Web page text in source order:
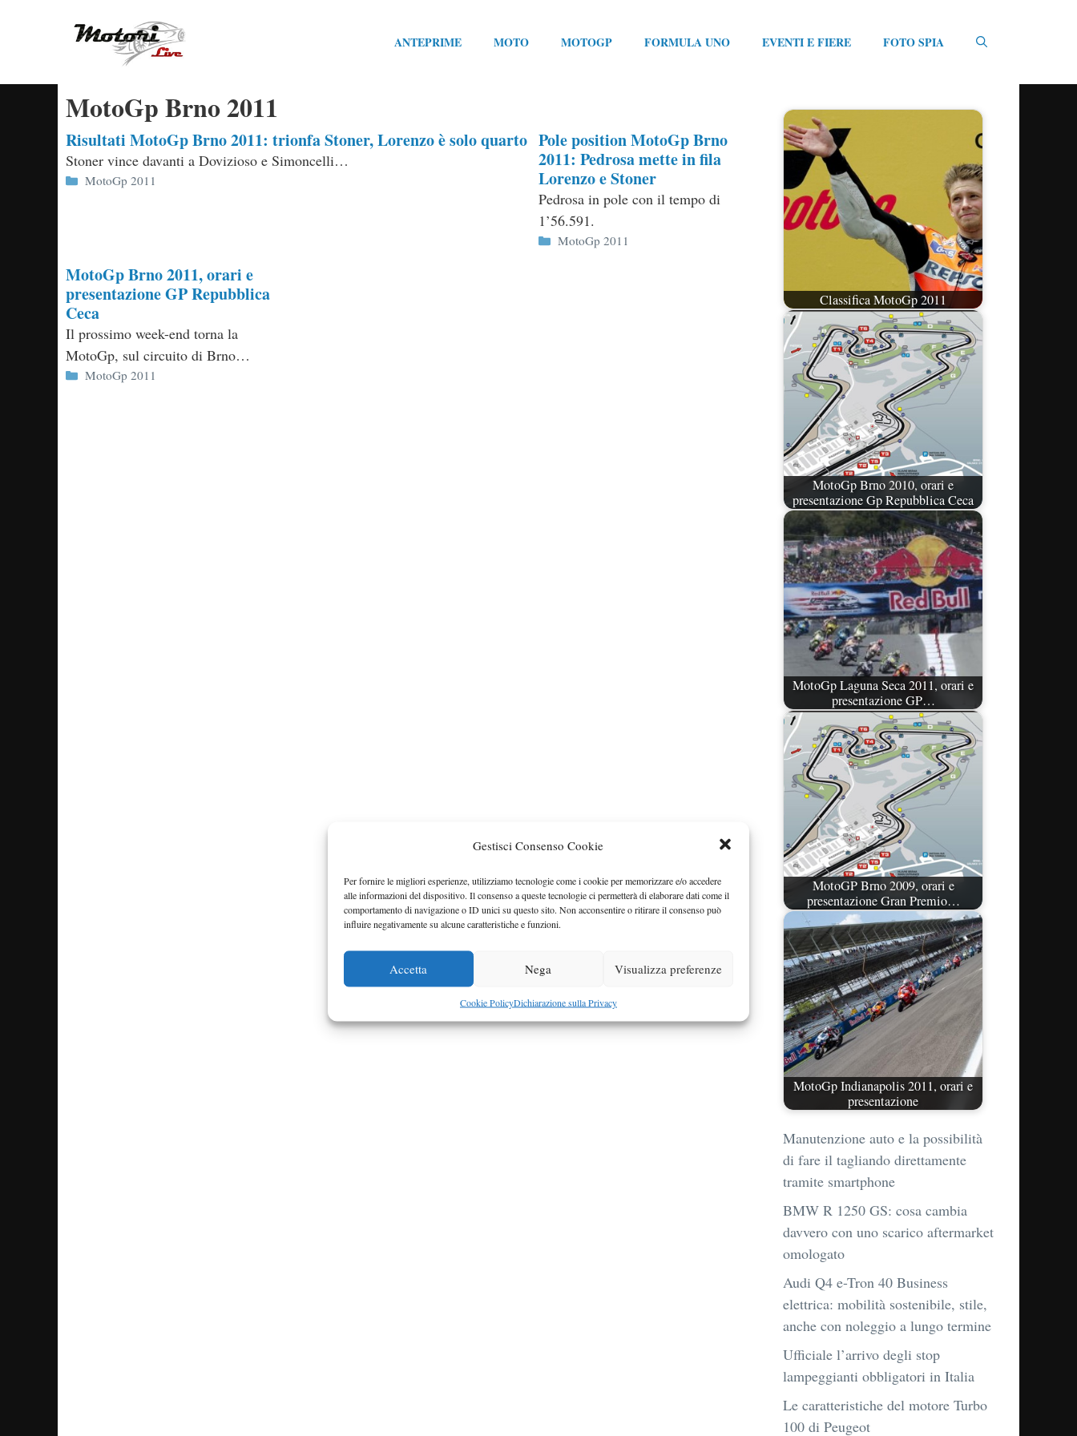
Gestisci Consenso Cookie
Per fornire le migliori esperienze, utilizziamo tecnologie come i cookie per memorizzare e/o accedere
alle informazioni del dispositivo. Il consenso a queste tecnologie ci permetterà di elaborare dati come il
comportamento di navigazione o ID unici su questo sito. Non acconsentire o ritirare il consenso può
influire negativamente su alcune caratteristiche e funzioni.
Accetta Nega Visualizza preferenze
Cookie PolicyDichiarazione sulla Privacy
ANTEPRIME MOTO MOTOGP FORMULA UNO EVENTI E FIERE FOTO SPIA
MotoGp Brno 2011
Risultati MotoGp Brno 2011: trionfa Stoner, Lorenzo è solo quarto
Stoner vince davanti a Dovizioso e Simoncelli…
Categorie
MotoGp 2011
Pole position MotoGp Brno
2011: Pedrosa mette in fila
Lorenzo e Stoner
Pedrosa in pole con il tempo di
1’56.591.
Categorie
MotoGp 2011
MotoGp Brno 2011, orari e
presentazione GP Repubblica
Ceca
Il prossimo week-end torna la
MotoGp, sul circuito di Brno…
Categorie
MotoGp 2011
Classifica MotoGp 2011
MotoGp Brno 2010, orari e
presentazione Gp Repubblica Ceca
MotoGp Laguna Seca 2011, orari e
presentazione GP…
MotoGP Brno 2009, orari e
presentazione Gran Premio…
MotoGp Indianapolis 2011, orari e
presentazione
Manutenzione auto e la possibilità
di fare il tagliando direttamente
tramite smartphone
BMW R 1250 GS: cosa cambia
davvero con uno scarico aftermarket
omologato
Audi Q4 e-Tron 40 Business
elettrica: mobilità sostenibile, stile,
anche con noleggio a lungo termine
Ufficiale l’arrivo degli stop
lampeggianti obbligatori in Italia
Le caratteristiche del motore Turbo
100 di Peugeot